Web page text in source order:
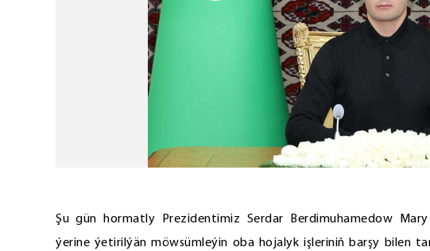
Şu gün hormatly Prezidentimiz Serdar Berdimuhamedow
ýerine ýetirilýän möwsümleýin oba hojalyk işleriniň barşy bilen